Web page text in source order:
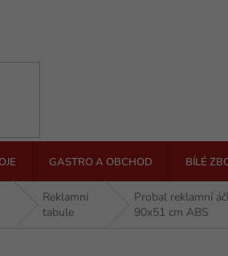
GASTRO A OBCHOD BÍLÉ
Reklamní
tabule
Probal reklamní
90x51 cm ABS